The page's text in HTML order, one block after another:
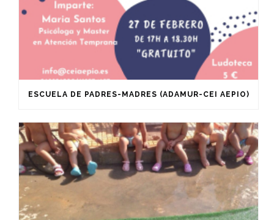
ESCUELA DE PADRES-MADRES (ADAMUR-CEI AEPIO)